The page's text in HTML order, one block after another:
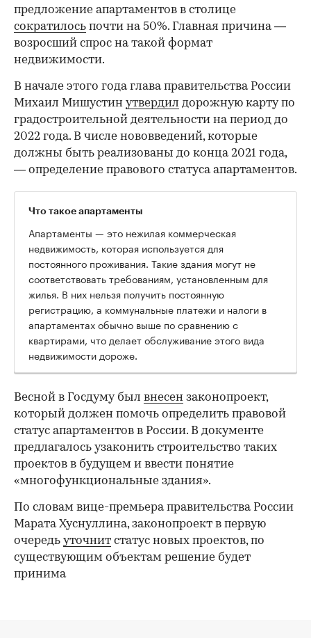
предложение апартаментов в столице
сократилось почти на 50%. Главная причина —
возросший спрос на такой формат
недвижимости.
В начале этого года глава правительства России
Михаил Мишустин утвердил дорожную карту по
градостроительной деятельности на период до
2022 года. В числе нововведений, которые
должны быть реализованы до конца 2021 года,
— определение правового статуса апартаментов.
Что такое апартаменты
Апартаменты — это нежилая коммерческая
недвижимость, которая используется для
постоянного проживания. Такие здания могут не
соответствовать требованиям, установленным для
жилья. В них нельзя получить постоянную
регистрацию, а коммунальные платежи и налоги в
апартаментах обычно выше по сравнению с
квартирами, что делает обслуживание этого вида
недвижимости дороже.
Весной в Госдуму был внесен законопроект,
который должен помочь определить правовой
статус апартаментов в России. В документе
предлагалось узаконить строительство таких
проектов в будущем и ввести понятие
«многофункциональные здания».
По словам вице-премьера правительства России
Марата Хуснуллина, законопроект в первую
очередь уточнит статус новых проектов, по
существующим объектам решение будет
принима